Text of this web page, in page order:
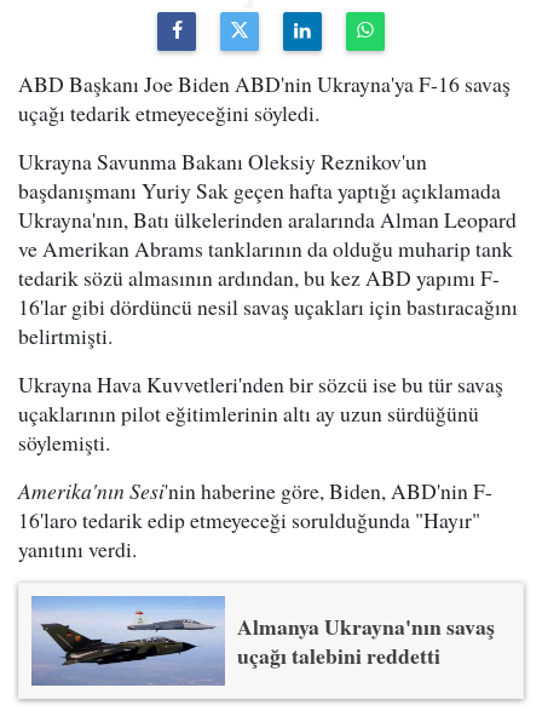
ABD Başkanı Joe Biden ABD'nin Ukrayna'ya F-16 savaş
uçağı tedarik etmeyeceğini söyledi.
Ukrayna Savunma Bakanı Oleksiy Reznikov'un
başdanışmanı Yuriy Sak geçen hafta yaptığı açıklamada
Ukrayna'nın, Batı ülkelerinden aralarında Alman Leopard
ve Amerikan Abrams tanklarının da olduğu muharip tank
tedarik sözü almasının ardından, bu kez ABD yapımı F-
16'lar gibi dördüncü nesil savaş uçakları için bastıracağını
belirtmişti.
Ukrayna Hava Kuvvetleri'nden bir sözcü ise bu tür savaş
uçaklarının pilot eğitimlerinin altı ay uzun sürdüğünü
söylemişti.
Amerika'nın Sesi'nin haberine göre, Biden, ABD'nin F-
16'laro tedarik edip etmeyeceği sorulduğunda "Hayır"
yanıtını verdi.
Almanya Ukrayna'nın savaş
uçağı talebini reddetti